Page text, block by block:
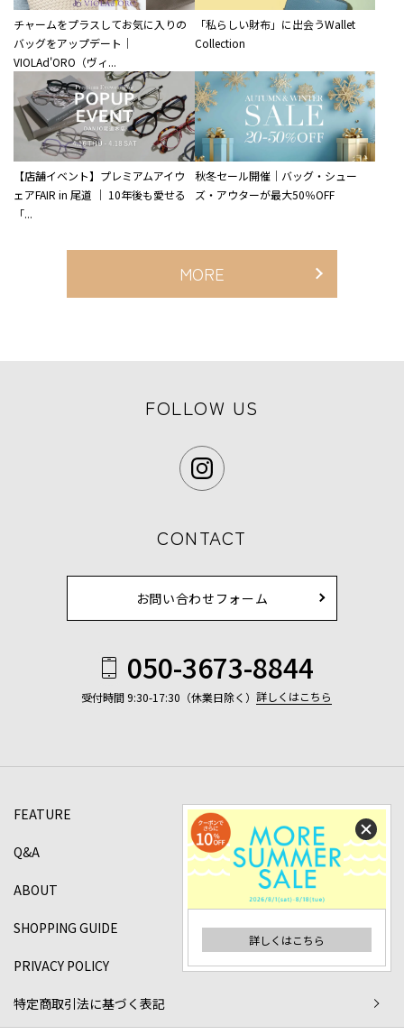
詳しくはこちら
チャームをプラスしてお気に入りの
バッグをアップデート｜
VIOLAd'ORO（ヴィ...
「私らしい財布」に出会うWallet
Collection
【店舗イベント】プレミアムアイウ
ェアFAIR in 尾道 ｜ 10年後も愛せる
「...
秋冬セール開催｜バッグ・シュー
ズ・アウターが最大50％OFF
MORE
FOLLOW US
CONTACT
お問い合わせフォーム
050-3673-8844
受付時間 9:30-17:30（休業日除く） 詳しくはこちら
FEATURE
Q&A
ABOUT
SHOPPING GUIDE
PRIVACY POLICY
特定商取引法に基づく表記